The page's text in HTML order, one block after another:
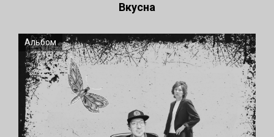
Вкусна
Альбом